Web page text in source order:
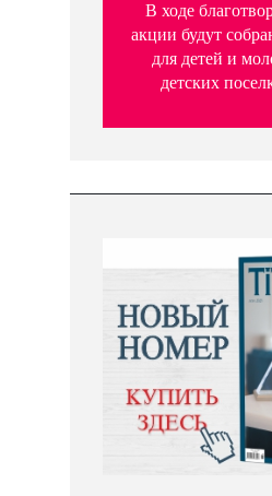
В ходе
акции будут
для детей и
детских